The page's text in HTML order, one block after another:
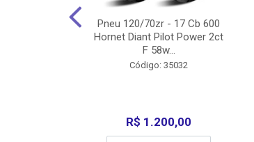
Pneu 120/70zr - 17 Cb 600
Hornet Diant Pilot Power 2ct
F 58w...
Código: 35032
R$ 1.200,00